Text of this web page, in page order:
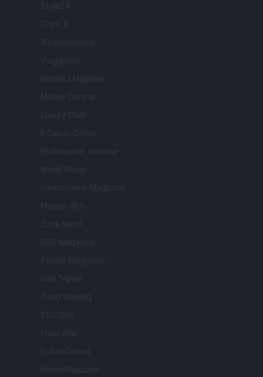
Style24
Think.it
Tuobenessere
Viaggiamo
Nonne Magazine
Milano Cortina
Luxury Club
Il Calcio Online
Professione mamma
World Music
Investimenti Magazine
Money 365
Zona Nerd
B2B Magazine
People Magazine
Day Travel
Tutto Gaming
ESG 365
Food Wiki
FuturoDonna
HomeMagazine